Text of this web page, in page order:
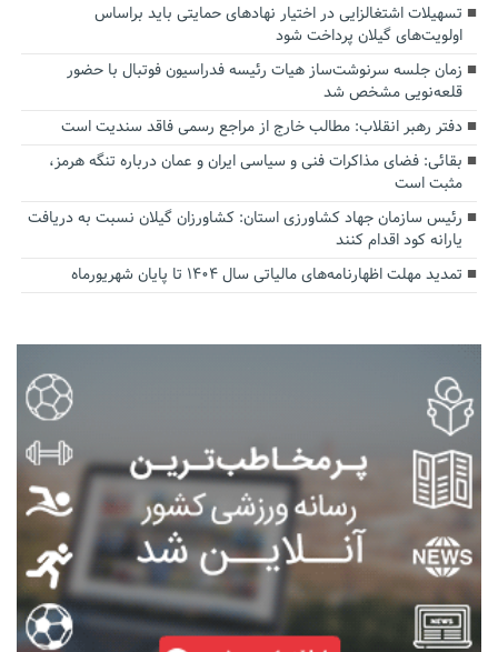
تسهیلات اشتغالزایی در اختیار نهادهای حمایتی باید براساس
اولویت‌های گیلان پرداخت شود
زمان جلسه سرنوشت‌ساز هیات رئیسه فدراسیون فوتبال با حضور
قلعه‌نویی مشخص شد
دفتر رهبر انقلاب: مطالب خارج از مراجع رسمی فاقد سندیت است
بقائی: فضای مذاکرات فنی و سیاسی ایران و عمان درباره تنگه هرمز،
مثبت است
رئیس سازمان جهاد کشاورزی استان: کشاورزان گیلان نسبت به دریافت
یارانه کود اقدام کنند
تمدید مهلت اظهارنامه‌های مالیاتی سال ۱۴۰۴ تا پایان شهریورماه